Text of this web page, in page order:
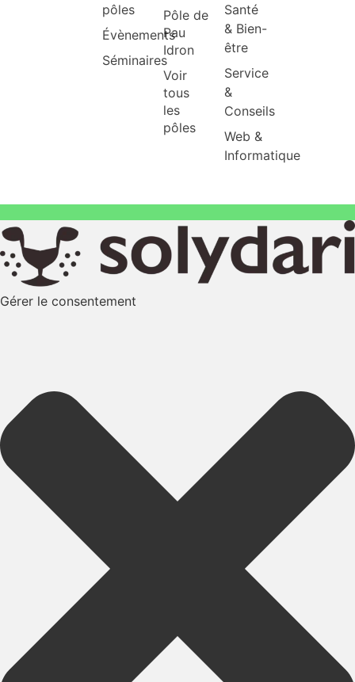
pôles
Évènements
Séminaires
Pôle de
Pau
Idron
Voir
tous
les
pôles
Santé
& Bien-
être
Service
&
Conseils
Web &
Informatique
Gérer le consentement